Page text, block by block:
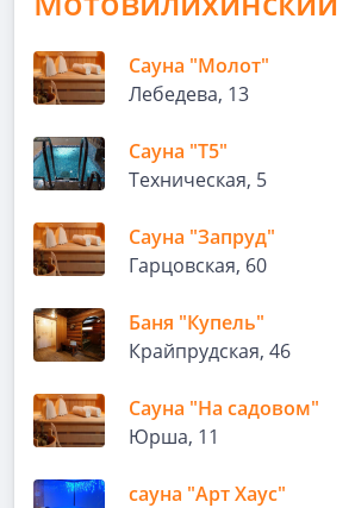
Сауна "Молот"
Лебедева, 13
Сауна "Т5"
Техническая, 5
Сауна "Запруд"
Гарцовская, 60
Баня "Купель"
Крайпрудская, 46
Сауна "На садовом"
Юрша, 11
сауна "Арт Хаус"